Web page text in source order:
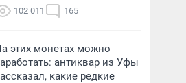
102 011 165
этих монетах можно
антиквар из Уфы
какие редкие